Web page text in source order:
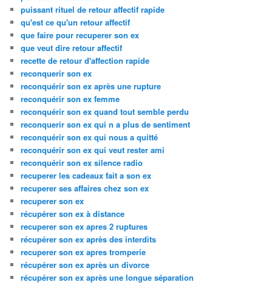
puissant rituel de retour affectif rapide
qu'est ce qu'un retour affectif
que faire pour recuperer son ex
que veut dire retour affectif
recette de retour d'affection rapide
reconquerir son ex
reconquérir son ex après une rupture
reconquérir son ex femme
reconquérir son ex quand tout semble perdu
reconquerir son ex qui n a plus de sentiment
reconquérir son ex qui nous a quitté
reconquérir son ex qui veut rester ami
reconquérir son ex silence radio
recuperer les cadeaux fait a son ex
recuperer ses affaires chez son ex
recuperer son ex
récupérer son ex à distance
recuperer son ex apres 2 ruptures
récupérer son ex après des interdits
recuperer son ex apres tromperie
récupérer son ex après un divorce
récupérer son ex après une longue séparation